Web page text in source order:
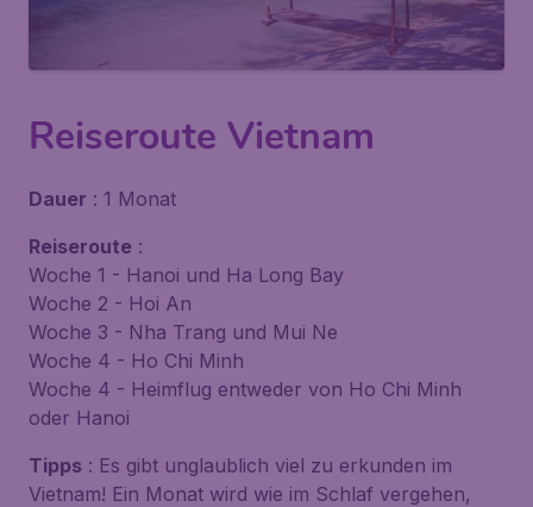
Reiseroute Vietnam
Dauer : 1 Monat
Reiseroute :
Woche 1 - Hanoi und Ha Long Bay
Woche 2 - Hoi An
Woche 3 - Nha Trang und Mui Ne
Woche 4 - Ho Chi Minh
Woche 4 - Heimflug entweder von Ho Chi Minh
oder Hanoi
Tipps : Es gibt unglaublich viel zu erkunden im
Vietnam! Ein Monat wird wie im Schlaf vergehen,